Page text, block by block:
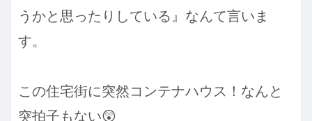
うかと思ったりしている』なんて言いま
す。
この住宅街に突然コンテナハウス！なんと
突拍子もない😲